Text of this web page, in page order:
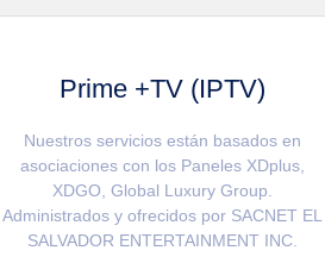
Prime +TV (IPTV)
Nuestros servicios están basados en
asociaciones con los Paneles XDplus,
XDGO, Global Luxury Group.
Administrados y ofrecidos por SACNET EL
SALVADOR ENTERTAINMENT INC.